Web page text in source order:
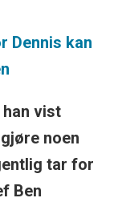
Dennis kan
vist
noen
tar for
Ben